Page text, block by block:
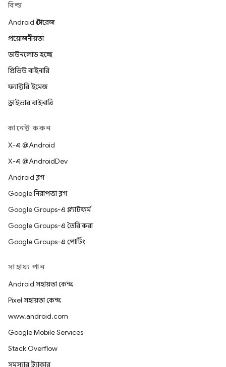
বিল্ড
Android স্টোরেজ
প্রয়োজনীয়তা
ডাউনলোড হচ্ছে
প্রিভিউ বাইনারি
ফ্যাক্টরি ইমেজ
ড্রাইভার বাইনারি
কানেক্ট করুন
X-এ @Android
X-এ @AndroidDev
Android ব্লগ
Google নিরাপত্তা ব্লগ
Google Groups-এ প্ল্যাটফর্ম
Google Groups-এ তৈরি করা
Google Groups-এ পোর্টিং
সাহায্য পান
Android সহায়তা কেন্দ্র
Pixel সহায়তা কেন্দ্র
www.android.com
Google Mobile Services
Stack Overflow
সমস্যার ট্র্যাকার